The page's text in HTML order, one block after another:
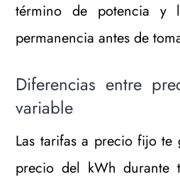
término de potencia y
permanencia antes de
Diferencias entre
variable
Las tarifas a precio fijo te
precio del kWh durante